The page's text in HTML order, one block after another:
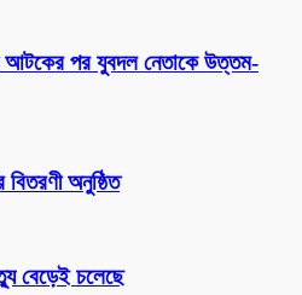
পর যুবদল নেতাকে উত্তম-
অনুষ্ঠিত
বেড়েই চলেছে